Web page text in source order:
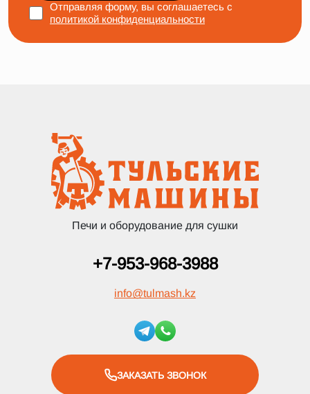
Отправляя форму, вы соглашаетесь с
политикой конфиденциальности
Печи и оборудование для сушки
+7-953-968-3988
info@tulmash.kz
ЗАКАЗАТЬ ЗВОНОК